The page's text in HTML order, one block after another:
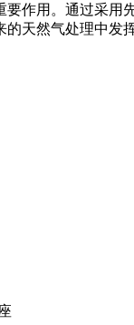
作用。通过采
天然气处理中发